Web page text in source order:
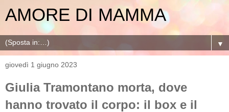
AMORE DI MAMMA
▼
giovedì 1 giugno 2023
Giulia Tramontano morta, dove
hanno trovato il corpo: il box e il